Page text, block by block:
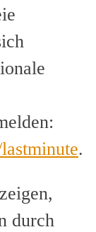
.
durch